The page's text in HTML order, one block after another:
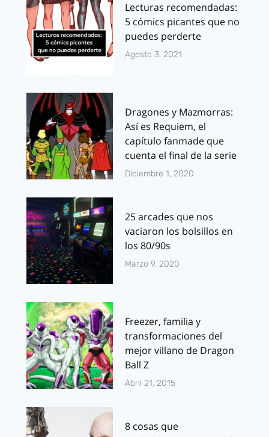
Lecturas recomendadas:
5 cómics picantes que no
puedes perderte
Agosto 3, 2021
Dragones y Mazmorras:
Así es Requiem, el
capítulo fanmade que
cuenta el final de la serie
Diciembre 1, 2020
25 arcades que nos
vaciaron los bolsillos en
los 80/90s
Marzo 9, 2020
Freezer, familia y
transformaciones del
mejor villano de Dragon
Ball Z
Abril 21, 2015
8 cosas que